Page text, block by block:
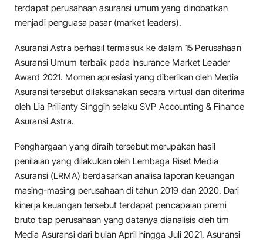
terdapat perusahaan asuransi umum yang dinobatkan
menjadi penguasa pasar (market leaders).
Asuransi Astra berhasil termasuk ke dalam 15 Perusahaan
Asuransi Umum terbaik pada Insurance Market Leader
Award 2021. Momen apresiasi yang diberikan oleh Media
Asuransi tersebut dilaksanakan secara virtual dan diterima
oleh Lia Prilianty Singgih selaku SVP Accounting & Finance
Asuransi Astra.
Penghargaan yang diraih tersebut merupakan hasil
penilaian yang dilakukan oleh Lembaga Riset Media
Asuransi (LRMA) berdasarkan analisa laporan keuangan
masing-masing perusahaan di tahun 2019 dan 2020. Dari
kinerja keuangan tersebut terdapat pencapaian premi
bruto tiap perusahaan yang datanya dianalisis oleh tim
Media Asuransi dari bulan April hingga Juli 2021. Asuransi